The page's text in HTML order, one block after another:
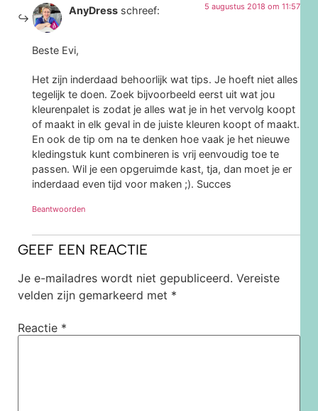
AnyDress schreef: 5 augustus 2018 om 11:57
Beste Evi,
Het zijn inderdaad behoorlijk wat tips. Je hoeft niet alles
tegelijk te doen. Zoek bijvoorbeeld eerst uit wat jou
kleurenpalet is zodat je alles wat je in het vervolg koopt
of maakt in elk geval in de juiste kleuren koopt of maakt.
En ook de tip om na te denken hoe vaak je het nieuwe
kledingstuk kunt combineren is vrij eenvoudig toe te
passen. Wil je een opgeruimde kast, tja, dan moet je er
inderdaad even tijd voor maken ;). Succes
Beantwoorden
GEEF EEN REACTIE
Je e-mailadres wordt niet gepubliceerd. Vereiste
velden zijn gemarkeerd met *
Reactie *